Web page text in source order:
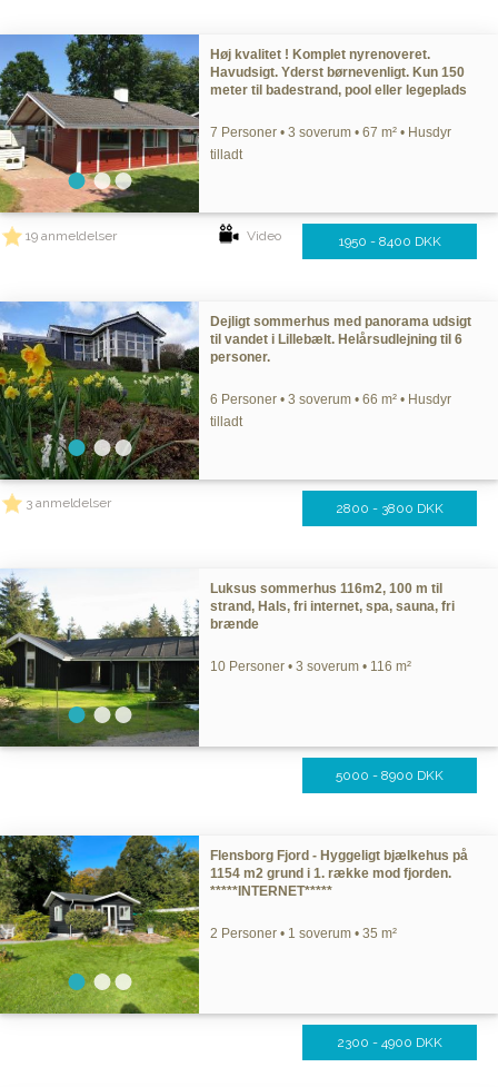
Høj kvalitet ! Komplet nyrenoveret.
Havudsigt. Yderst børnevenligt. Kun 150
meter til badestrand, pool eller legeplads
7 Personer • 3 soverum • 67 m² • Husdyr
tilladt
19 anmeldelser Video 1950 - 8400 DKK
Dejligt sommerhus med panorama udsigt
til vandet i Lillebælt. Helårsudlejning til 6
personer.
6 Personer • 3 soverum • 66 m² • Husdyr
tilladt
3 anmeldelser 2800 - 3800 DKK
Luksus sommerhus 116m2, 100 m til
strand, Hals, fri internet, spa, sauna, fri
brænde
10 Personer • 3 soverum • 116 m²
5000 - 8900 DKK
Flensborg Fjord - Hyggeligt bjælkehus på
1154 m2 grund i 1. række mod fjorden.
*****INTERNET*****
2 Personer • 1 soverum • 35 m²
2300 - 4900 DKK